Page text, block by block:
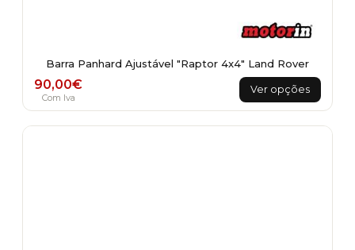
Barra Panhard Ajustável "Raptor 4x4" Land Rover
90,00€
Com Iva
Ver opções
This
product
has
multiple